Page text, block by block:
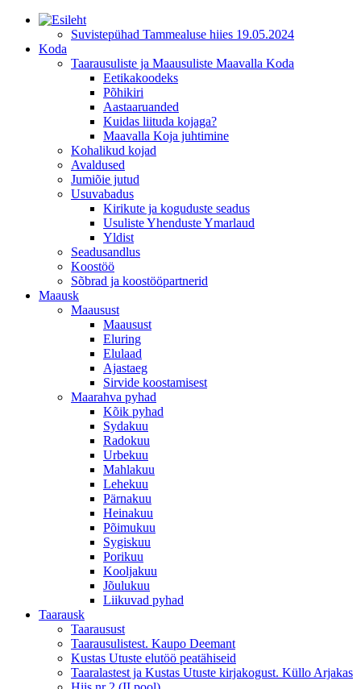
Suvistepühad Tammealuse hiies 19.05.2024
Koda
Taarausuliste ja Maausuliste Maavalla Koda
Eetikakoodeks
Põhikiri
Aastaaruanded
Kuidas liituda kojaga?
Maavalla Koja juhtimine
Kohalikud kojad
Avaldused
Jumiõie jutud
Usuvabadus
Kirikute ja koguduste seadus
Usuliste Yhenduste Ymarlaud
Yldist
Seadusandlus
Koostöö
Sõbrad ja koostööpartnerid
Maausk
Maausust
Maausust
Eluring
Elulaad
Ajastaeg
Sirvide koostamisest
Maarahva pyhad
Kõik pyhad
Sydakuu
Radokuu
Urbekuu
Mahlakuu
Lehekuu
Pärnakuu
Heinakuu
Põimukuu
Sygiskuu
Porikuu
Kooljakuu
Jõulukuu
Liikuvad pyhad
Taarausk
Taarausust
Taarausulistest. Kaupo Deemant
Kustas Utuste elutöö peatähiseid
Taaralastest ja Kustas Utuste kirjakogust. Küllo Arjakas